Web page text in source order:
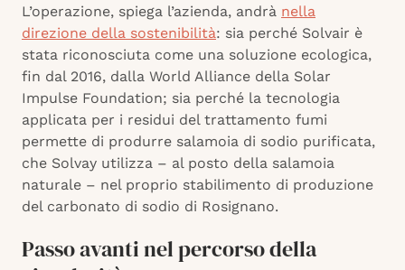
L’operazione, spiega l’azienda, andrà nella
direzione della sostenibilità: sia perché Solvair è
stata riconosciuta come una soluzione ecologica,
fin dal 2016, dalla World Alliance della Solar
Impulse Foundation; sia perché la tecnologia
applicata per i residui del trattamento fumi
permette di produrre salamoia di sodio purificata,
che Solvay utilizza – al posto della salamoia
naturale – nel proprio stabilimento di produzione
del carbonato di sodio di Rosignano.
Passo avanti nel percorso della